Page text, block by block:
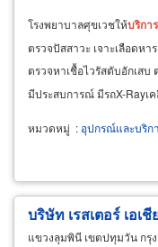
โรงพยาบาลศุขเวชให้บริการ
ตรวจปัสสาวะ เจาะเลือดห
ตรวจหาเชื้อไวรัสตับอักเส
มีประสบการณ์ มีรถX-Rayเ
หมวดหมู่ : อุปกรณ์และบริก
บริษัท เรสเตอร์ เอเ
แขวงลุมพินี เขตปทุมวัน กรุ